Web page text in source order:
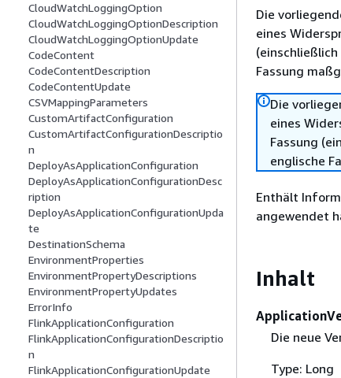
CloudWatchLoggingOption
CloudWatchLoggingOptionDescription
CloudWatchLoggingOptionUpdate
CodeContent
CodeContentDescription
CodeContentUpdate
CSVMappingParameters
CustomArtifactConfiguration
CustomArtifactConfigurationDescriptio
n
DeployAsApplicationConfiguration
DeployAsApplicationConfigurationDesc
ription
DeployAsApplicationConfigurationUpda
te
DestinationSchema
EnvironmentProperties
EnvironmentPropertyDescriptions
EnvironmentPropertyUpdates
ErrorInfo
FlinkApplicationConfiguration
FlinkApplicationConfigurationDescriptio
n
FlinkApplicationConfigurationUpdate
Die
eines
Fassung
Die
eines
Fassung
englische
Enthält
angewendet
Inhalt
Die neue
Type: Long